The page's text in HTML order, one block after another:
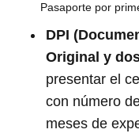
Pasaporte por
DPI
Original y
presentar el
con número
meses de